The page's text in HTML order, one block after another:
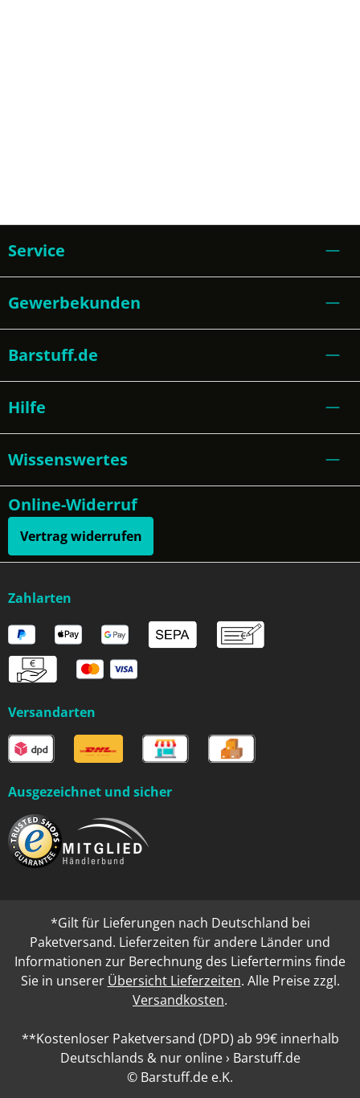
Service
Gewerbekunden
Barstuff.de
Hilfe
Wissenswertes
Online-Widerruf
Vertrag widerrufen
Zahlarten
Versandarten
Ausgezeichnet und sicher
*Gilt für Lieferungen nach Deutschland bei
Paketversand. Lieferzeiten für andere Länder und
Informationen zur Berechnung des Liefertermins finde
Sie in unserer Übersicht Lieferzeiten. Alle Preise zzgl.
Versandkosten.
**Kostenloser Paketversand (DPD) ab 99€ innerhalb
Deutschlands & nur online › Barstuff.de
© Barstuff.de e.K.